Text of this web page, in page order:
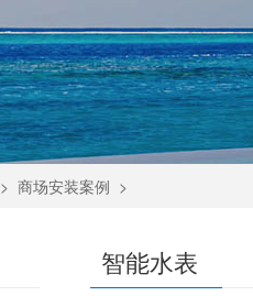
> 商场安装案例 >
智能水表